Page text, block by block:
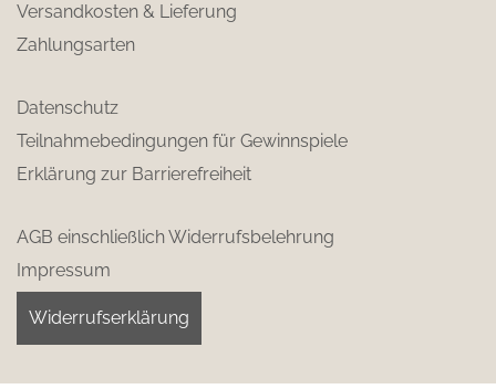
Versandkosten & Lieferung
Zahlungsarten
Datenschutz
Teilnahmebedingungen für Gewinnspiele
Erklärung zur Barrierefreiheit
AGB einschließlich Widerrufsbelehrung
Impressum
Widerrufserklärung